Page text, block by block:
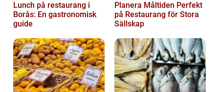
Lunch på restaurang i
Borås: En gastronomisk
guide
Planera Måltiden Perfekt
på Restaurang för Stora
Sällskap